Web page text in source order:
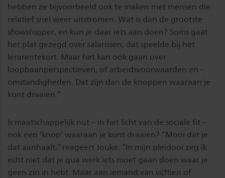
hebben ze bijvoorbeeld ook te maken met mensen die
relatief snel weer uitstromen. Wat is dan de grootste
showstopper, en kun je daar iets aan doen? Soms gaat
het plat gezegd over salarissen; dat speelde bij het
lerarentekort. Maar het kan ook gaan over
loopbaanperspectieven, of arbeidsvoorwaarden en -
omstandigheden. Dat zijn dan de knoppen waaraan je
kunt draaien.”
Is maatschappelijk nut – in het licht van de sociale fit –
ook een ‘knop’ waaraan je kunt draaien? “Mooi dat je
dat aanhaalt,” reageert Jouke. “In mijn pleidooi zeg ik
echt niet dat je qua werk iets moet gaan doen waar je
geen zin in hebt. Maar aan iemand van vijftien of